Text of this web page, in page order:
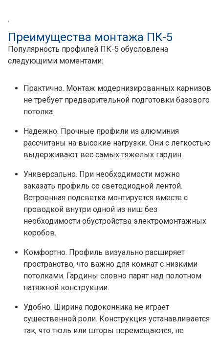
.
Преимущества монтажа ПК-5
Популярность профилей ПК-5 обусловлена
следующими моментами:
Практично. Монтаж модернизированных карнизов
не требует предварительной подготовки базового
потолка.
Надежно. Прочные профили из алюминия
рассчитаны на высокие нагрузки. Они с легкостью
выдерживают вес самых тяжелых гардин.
Универсально. При необходимости можно
заказать профиль со светодиодной лентой.
Встроенная подсветка монтируется вместе с
проводкой внутри одной из ниш без
необходимости обустройства электромонтажных
коробов.
Комфортно. Профиль визуально расширяет
пространство, что важно для комнат с низкими
потолками. Гардины словно парят над полотном
натяжной конструкции.
Удобно. Ширина подоконника не играет
существенной роли. Конструкция устанавливается
так, что тюль или шторы перемещаются, не